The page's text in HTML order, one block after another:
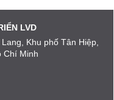
LVD
Khu phố Tân Hiệp,
Chí Minh